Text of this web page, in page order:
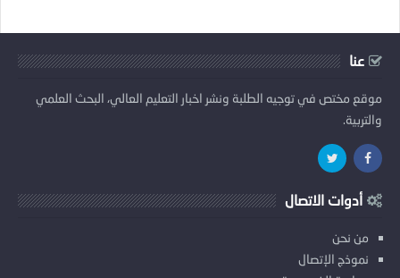
عنا
موقع مختص في توجيه الطلبة ونشر اخبار التعليم العالي، البحث العلمي
والتربية.
أدوات الاتصال
من نحن
نموذج الإتصال